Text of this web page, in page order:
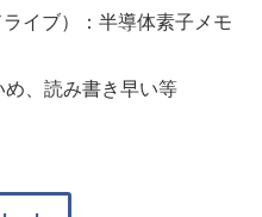
イブ）：半導体素子メモ
、読み書き早い等